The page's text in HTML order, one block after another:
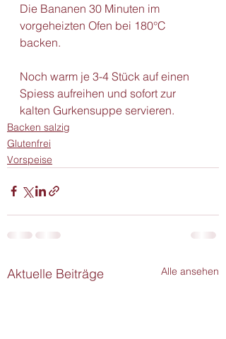
Die Bananen 30 Minuten im
vorgeheizten Ofen bei 180°C
backen.
Noch warm je 3-4 Stück auf einen
Spiess aufreihen und sofort zur
kalten Gurkensuppe servieren.
Backen salzig
Glutenfrei
Vorspeise
Aktuelle Beiträge Alle ansehen